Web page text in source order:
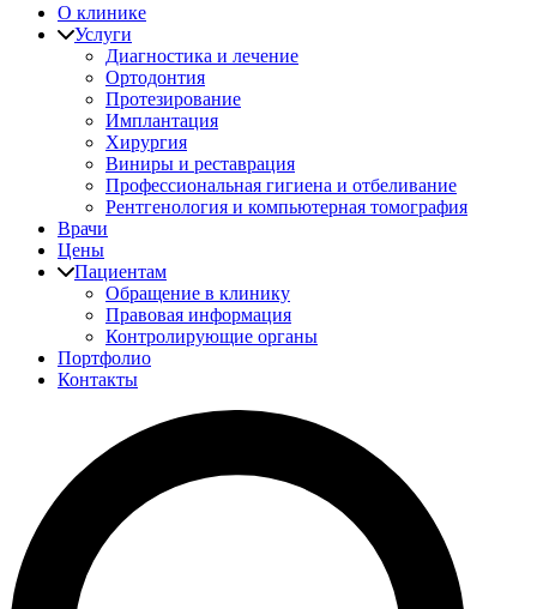
О клинике
Услуги
Диагностика и лечение
Ортодонтия
Протезирование
Имплантация
Хирургия
Виниры и реставрация
Профессиональная гигиена и отбеливание
Рентгенология и компьютерная томография
Врачи
Цены
Пациентам
Обращение в клинику
Правовая информация
Контролирующие органы
Портфолио
Контакты